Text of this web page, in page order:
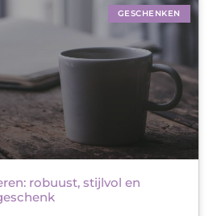
GESCHENKEN
robuust, stijlvol en